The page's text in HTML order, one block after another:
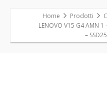
Home Prodotti
LENOVO V15 G4 AMN 1
–